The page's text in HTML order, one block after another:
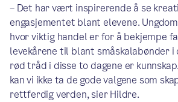
– Det har vært inspirerende å se
engasjementet blant elevene.
hvor viktig handel er for å bekjempe
levekårene til blant småskalabønder i
rød tråd i disse to dagene er
kan vi ikke ta de gode valgene som
rettferdig verden, sier Hildre.